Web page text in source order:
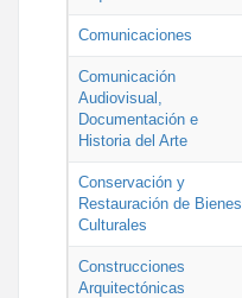
Comunicaciones
Comunicación
Audiovisual,
Documentación e
Historia del Arte
Conservación y
Restauración de Bienes
Culturales
Construcciones
Arquitectónicas